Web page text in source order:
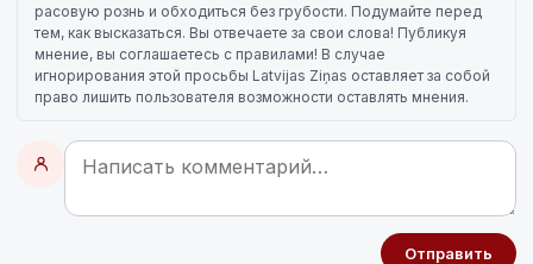
расовую рознь и обходиться без грубости. Подумайте перед
тем, как высказаться. Вы отвечаете за свои слова! Публикуя
мнение, вы соглашаетесь с правилами! В случае
игнорирования этой просьбы Latvijas Ziņas оставляет за собой
право лишить пользователя возможности оставлять мнения.
Отправить